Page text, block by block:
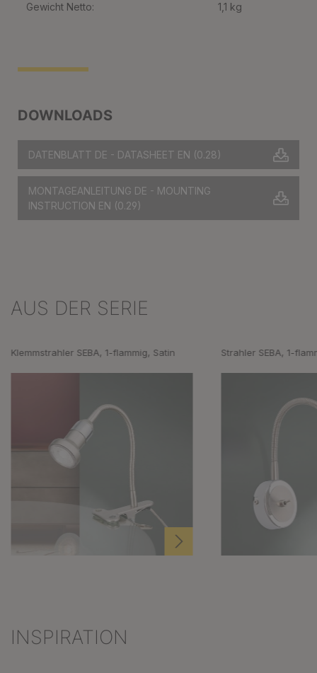
DOWNLOADS
DATENBLATT DE - DATASHEET EN (0.28)
MONTAGEANLEITUNG DE - MOUNTING
INSTRUCTION EN (0.29)
Gewicht Netto: 1,1 kg
Produktgalerie überspringen
AUS DER SERIE
Klemmstrahler SEBA, 1-flammig, Satin Strahler SEBA, 1-
Produktgalerie überspringen
INSPIRATION